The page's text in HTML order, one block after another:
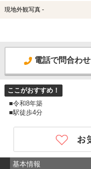
現地外観写真 -
電話で問合わせ
ここがおすすめ！
■令和8年築
■駅徒歩4分
基本情報